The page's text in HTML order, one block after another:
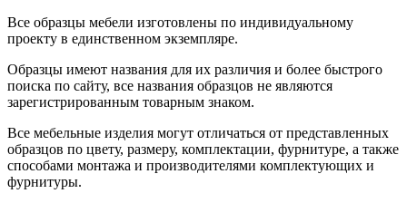
Все образцы мебели изготовлены по индивидуальному
проекту в единственном экземпляре.
Образцы имеют названия для их различия и более быстрого
поиска по сайту, все названия образцов не являются
зарегистрированным товарным знаком.
Все мебельные изделия могут отличаться от представленных
образцов по цвету, размеру, комплектации, фурнитуре, а также
способами монтажа и производителями комплектующих и
фурнитуры.